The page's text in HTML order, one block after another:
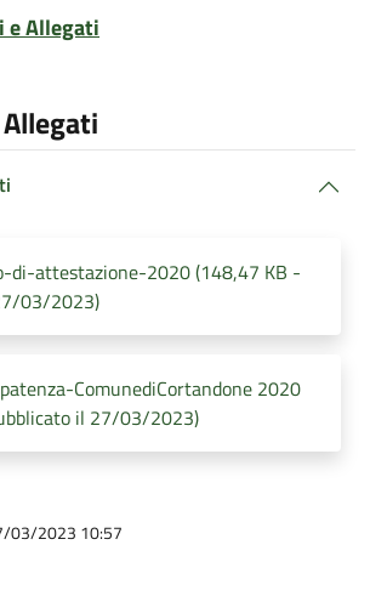
e Allegati
di-attestazione-2020 (148,47 KB -
03/2023)
ComunediCortandone 2020
il 27/03/2023)
03/2023 10:57